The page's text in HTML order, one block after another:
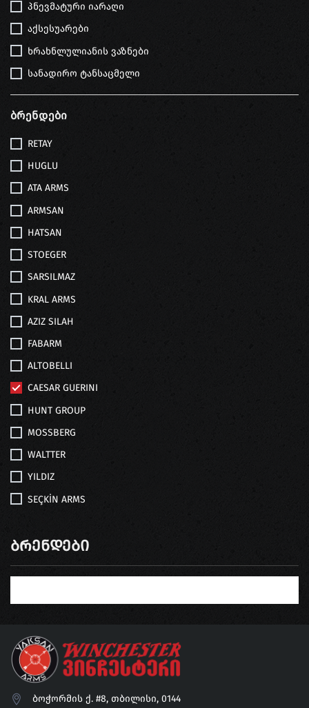
პნევმატური იარაღი
აქსესუარები
ხრახნლულიანის ვაზნები
სანადირო ტანსაცმელი
Ბრენდები
RETAY
HUGLU
ATA ARMS
ARMSAN
HATSAN
STOEGER
SARSILMAZ
KRAL ARMS
AZIZ SILAH
FABARM
ALTOBELLI
CAESAR GUERINI
HUNT GROUP
MOSSBERG
WALTTER
YILDIZ
SEÇKİN ARMS
Ბრენდები
ბოჭორმის ქ. #8, თბილისი, 0144